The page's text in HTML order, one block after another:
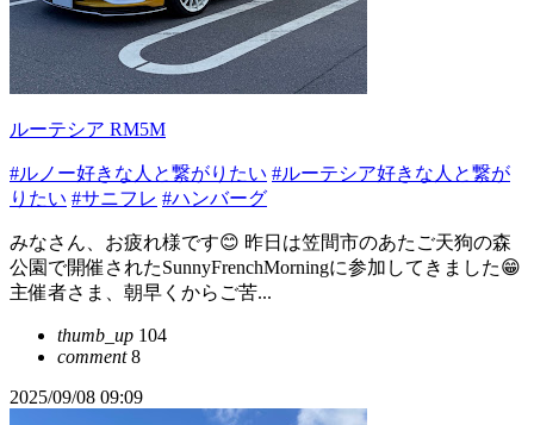
ルーテシア RM5M
#ルノー好きな人と繋がりたい #ルーテシア好きな人と繋が
りたい #サニフレ #ハンバーグ
みなさん、お疲れ様です😊 昨日は笠間市のあたご天狗の森
公園で開催されたSunnyFrenchMorningに参加してきました😁
主催者さま、朝早くからご苦...
thumb_up 104
comment8
2025/09/08 09:09